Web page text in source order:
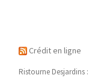
Crédit en ligne
Ristourne Desjardins